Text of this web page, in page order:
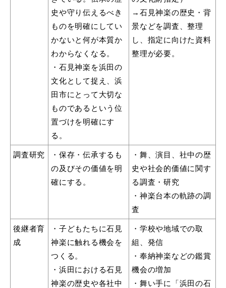
史や守り伝えるべき
ものを明確にしてい
かないと何が本質か
わからなくなる。
・石見神楽を浜田の
文化として捉え、浜
田市にとって大切な
ものであるという位
置づけを明確にす
る。
→石見神楽の歴史・背
景などを調査、整理
し、指定に向けた資料
整理が必要。
調査研究
・保存・伝承するも
の及びその価値を明
確にする。
・舞、演目、社中の歴
史や社会的価値に関す
る調査・研究
・神楽台本の軌跡の調
査
後継者育
成
・子どもたちに石見
神楽に触れる機会を
つくる。
・浜田における石見
神楽の歴史や各社中
・学校や地域での取
組、発信
・奉納神楽などの鑑賞
機会の増加
・舞い手に「浜田の石